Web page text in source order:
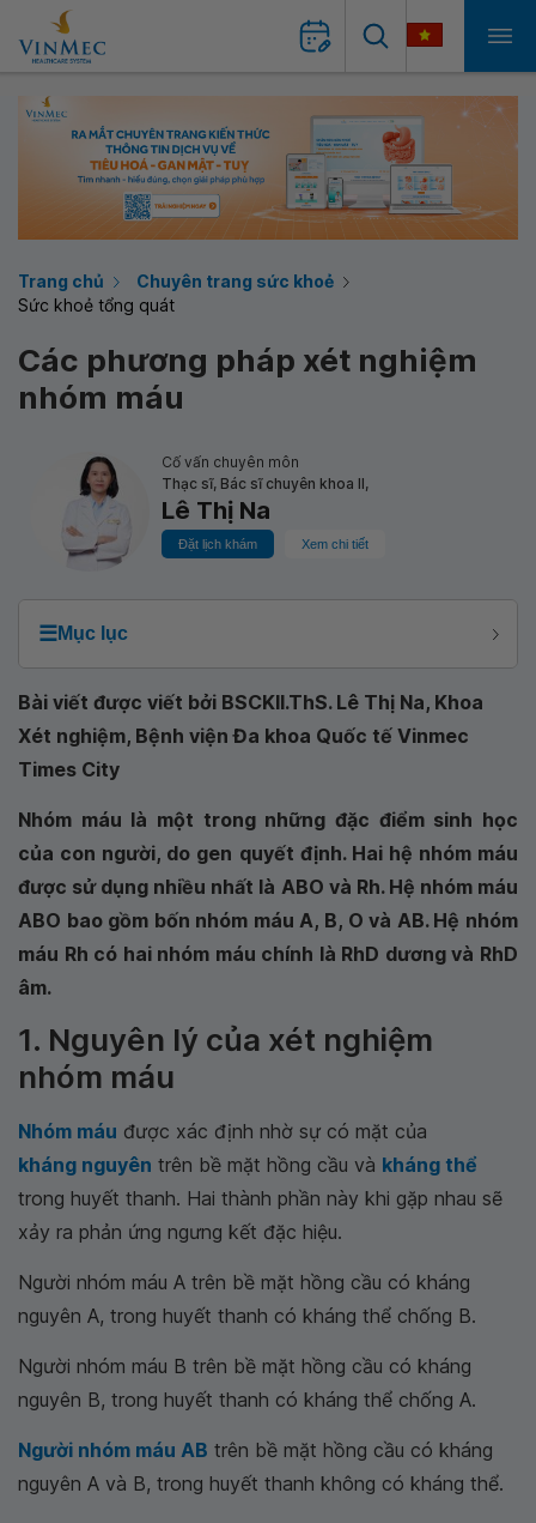
Trang chủ
Chuyên trang sức khoẻ
Sức khoẻ tổng quát
Các phương pháp xét nghiệm
nhóm máu
Cố vấn chuyên môn
Thạc sĩ, Bác sĩ chuyên khoa II,
Lê Thị Na
Đặt lịch khám Xem chi tiết
☰Mục lục
Bài viết được viết bởi BSCKII.ThS. Lê Thị Na, Khoa
Xét nghiệm, Bệnh viện Đa khoa Quốc tế Vinmec
Times City
Nhóm máu là một trong những đặc điểm sinh học
của con người, do gen quyết định. Hai hệ nhóm máu
được sử dụng nhiều nhất là ABO và Rh. Hệ nhóm máu
ABO bao gồm bốn nhóm máu A, B, O và AB. Hệ nhóm
máu Rh có hai nhóm máu chính là RhD dương và RhD
âm.
1. Nguyên lý của xét nghiệm
nhóm máu
Nhóm máu được xác định nhờ sự có mặt của
kháng nguyêntrên bề mặt hồng cầu vàkháng thể
trong huyết thanh. Hai thành phần này khi gặp nhau sẽ
xảy ra phản ứng ngưng kết đặc hiệu.
Người nhóm máu A trên bề mặt hồng cầu có kháng
nguyên A, trong huyết thanh có kháng thể chống B.
Người nhóm máu B trên bề mặt hồng cầu có kháng
nguyên B, trong huyết thanh có kháng thể chống A.
Người nhóm máu ABtrên bề mặt hồng cầu có kháng
nguyên A và B, trong huyết thanh không có kháng thể.